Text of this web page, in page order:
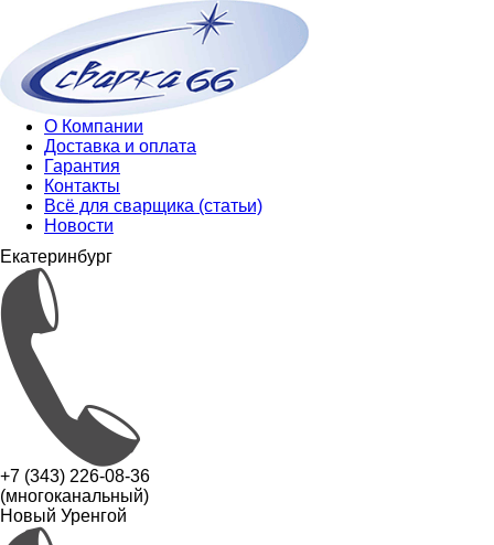
О Компании
Доставка и оплата
Гарантия
Контакты
Всё для сварщика (статьи)
Новости
Екатеринбург
+7 (343) 226-08-36
(многоканальный)
Новый Уренгой